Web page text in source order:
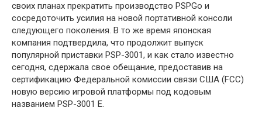
своих планах прекратить производство PSPGo и
сосредоточить усилия на новой портативной консоли
следующего поколения. В то же время японская
компания подтвердила, что продолжит выпуск
популярной приставки PSP-3001, и как стало известно
сегодня, сдержала свое обещание, предоставив на
сертификацию Федеральной комиссии связи США (FCC)
новую версию игровой платформы под кодовым
названием PSP-3001 E.